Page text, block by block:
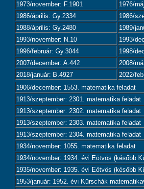
1973/november: F.1901
1976/
1986/április: Gy.2334
1986/
1988/április: Gy.2480
1989/
1993/november: N.10
1993/
1996/február: Gy.3044
1998/
2007/december: A.442
2008/
2018/január: B.4927
2022/
1906/december: 1553. matematika feladat
1913/szeptember: 2301. matematika feladat
1913/szeptember: 2302. matematika feladat
1913/szeptember: 2303. matematika feladat
1913/szeptember: 2304. matematika feladat
1934/november: 1055. matematika feladat
1934/november: 1934. évi Eötvös (később
1935/november: 1935. évi Eötvös (később
1953/január: 1952. évi Kürschák